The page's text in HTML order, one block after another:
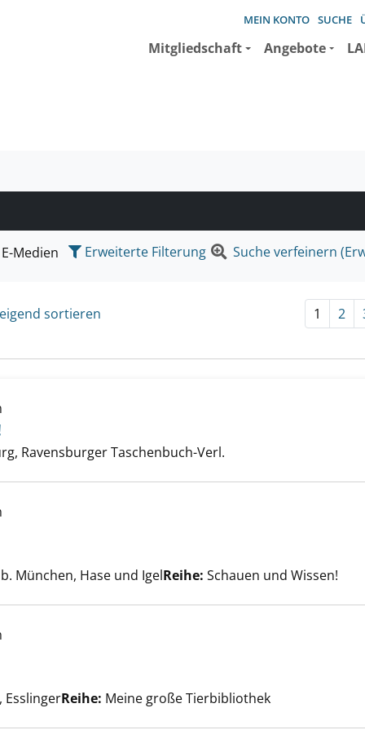
MEIN KONTO SUCHE
Mitgliedschaft Angebote
suchen wollen.
E-Medien Erweiterte Filterung Suche verfeinern
sortieren 1 2
Mama! anzeigen
Ravensburger Taschenbuch-Verl.
München, Hase und IgelReihe: Schauen und Wissen!
EsslingerReihe: Meine große Tierbibliothek